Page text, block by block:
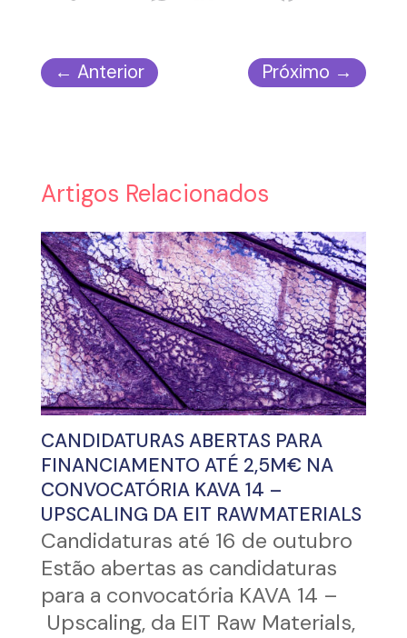
← Anterior Próximo →
Artigos Relacionados
CANDIDATURAS ABERTAS PARA
FINANCIAMENTO ATÉ 2,5M€ NA
CONVOCATÓRIA KAVA 14 –
UPSCALING DA EIT RAWMATERIALS
Candidaturas até 16 de outubro
Estão abertas as candidaturas
para a convocatória KAVA 14 –
Upscaling, da EIT Raw Materials,